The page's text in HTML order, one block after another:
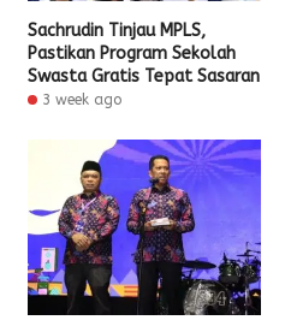
Sachrudin Tinjau MPLS,
Pastikan Program Sekolah
Swasta Gratis Tepat Sasaran
3 week ago